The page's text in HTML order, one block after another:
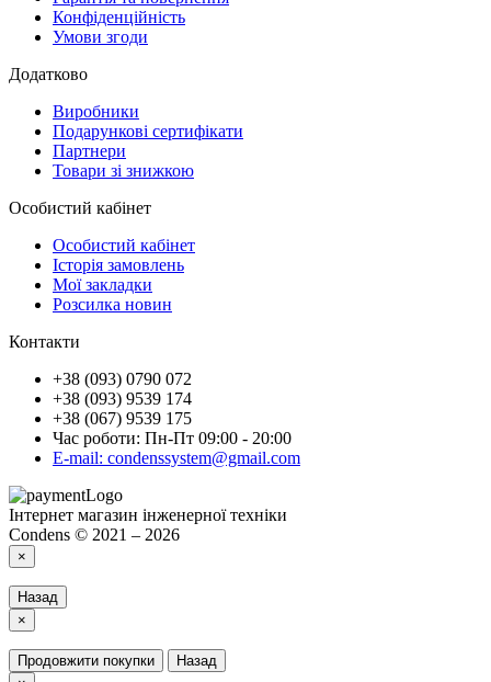
Конфіденційність
Умови згоди
Додатково
Виробники
Подарункові сертифікати
Партнери
Товари зі знижкою
Особистий кабінет
Особистий кабінет
Історія замовлень
Мої закладки
Розсилка новин
Контакти
+38 (093) 0790 072
+38 (093) 9539 174
+38 (067) 9539 175
Час роботи: Пн-Пт 09:00 - 20:00
E-mail: condenssystem@gmail.com
Інтернет магазин інженерної техніки
Condens © 2021 – 2026
×
Назад
×
Продовжити покупки
Назад